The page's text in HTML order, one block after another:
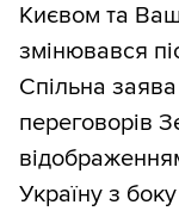
Києвом та
змінювався
Спільна
переговорів
Україну з